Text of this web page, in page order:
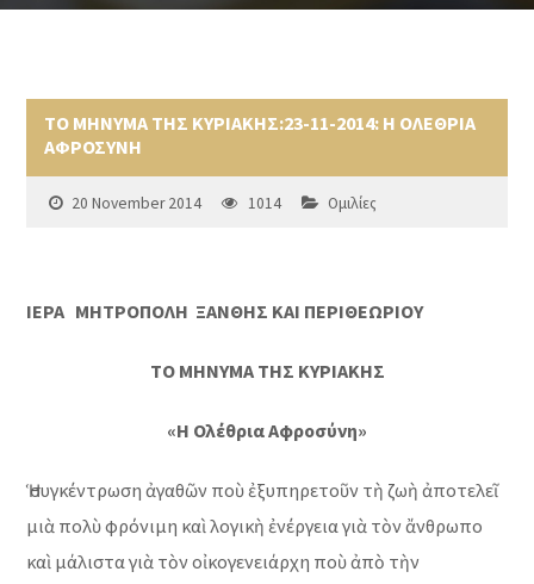
ΤΟ ΜΗΝΥΜΑ ΤΗΣ ΚΥΡΙΑΚΗΣ:23-11-2014: Η ΟΛΕΘΡΙΑ
ΑΦΡΟΣΥΝΗ
20 November 2014 1014 Ομιλίες
ΙΕΡΑ ΜΗΤΡΟΠΟΛΗ ΞΑΝΘΗΣ ΚΑΙ ΠΕΡΙΘΕΩΡΙΟΥ
ΤΟ ΜΗΝΥΜΑ ΤΗΣ ΚΥΡΙΑΚΗΣ
«Η Ολέθρια Αφροσύνη»
Ἡ συγκέντρωση ἀγαθῶν ποὺ ἐξυπηρετοῦν τὴ ζωὴ ἀποτελεῖ
μιὰ πολὺ φρόνιμη καὶ λογικὴ ἐνέργεια γιὰ τὸν ἄνθρωπο
καὶ μάλιστα γιὰ τὸν οἰκογενειάρχη ποὺ ἀπὸ τὴν